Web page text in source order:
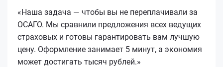
«Наша задача — чтобы вы не переплачивали за
ОСАГО. Мы сравнили предложения всех ведущих
страховых и готовы гарантировать вам лучшую
цену. Оформление занимает 5 минут, а экономия
может достигать тысяч рублей.»